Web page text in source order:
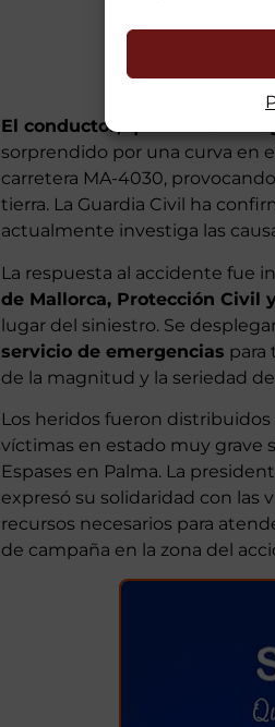
El conductor, que ha dado
sorprendido por una curva en
carretera MA-4030,
actualmente investiga las
La respuesta al accidente fue
de Mallorca, Protección Civil
lugar del siniestro. Se
de la magnitud y la seriedad
Los heridos fueron
víctimas en estado muy grave
Espases en Palma. La
expresó su solidaridad con las